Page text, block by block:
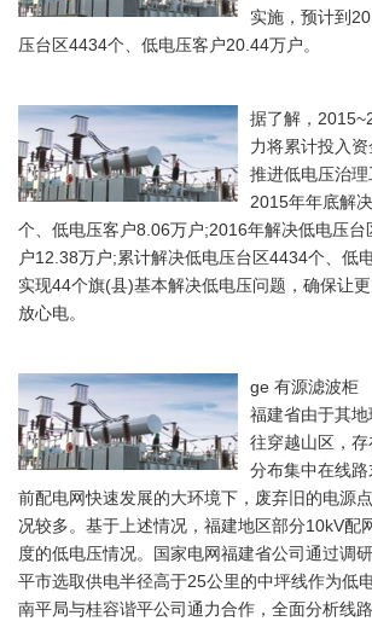
实施，预计到
压台区4434个、低电压客户20.44万户。
据了解，
力将累计投入
推进低电压治
2015年年底解
个、低电压客户8.06万户;2016年解决低电压台
户12.38万户;累计解决低电压台区4434个、低
实现44个旗(县)基本解决低电压问题，确保让
放心电。
ge 有源滤波柜
福建省由于其
往穿越山区，
分布集中在线
前配电网快速发展的大环境下，废弃旧的电源
况较多。基于上述情况，福建地区部分10kV配
度的低电压情况。国家电网福建省公司通过调
平市选取供电半径高于25公里的中坪线作为低
南平局与桂容谐平公司通力合作，全面分析线